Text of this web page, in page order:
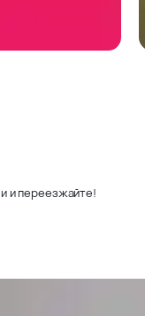
и переезжайте!